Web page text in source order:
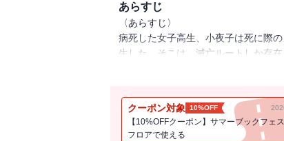
あらすじ
〈あらすじ〉
病死した女子高生、小夜子は死に際
生した。そこは、滅亡ルートしか存在
その上、王妃主催のお茶会で大失敗
けで何もフォローしてくれない！
あれ？これってかなりやばくない？
生き残るため、今度こそ幸せに人生
クーポン対象 10%OFF
【10%OFFクーポン】サマーブックフェ
フロアで使える